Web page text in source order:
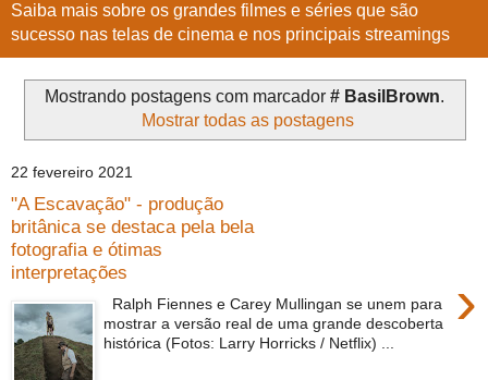
Saiba mais sobre os grandes filmes e séries que são
sucesso nas telas de cinema e nos principais streamings
Mostrando postagens com marcador # BasilBrown.
Mostrar todas as postagens
22 fevereiro 2021
"A Escavação" - produção
britânica se destaca pela bela
fotografia e ótimas
interpretações
›
Ralph Fiennes e Carey Mullingan se unem para
mostrar a versão real de uma grande descoberta
histórica (Fotos: Larry Horricks / Netflix) ...